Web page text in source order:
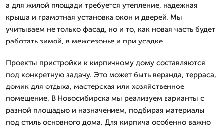
а для жилой площади требуется утепление, надежная
крыша и грамотная установка окон и дверей. Мы
учитываем не только фасад, но и то, как новая часть будет
работать зимой, в межсезонье и при усадке.
Проекты пристройки к кирпичному дому составляются
под конкретную задачу. Это может быть веранда, терраса,
домик для отдыха, мастерская или хозяйственное
помещение. В Новосибирска мы реализуем варианты с
разной площадью и назначением, подбирая материалы
под стиль основного дома. Для кирпича особенно важно